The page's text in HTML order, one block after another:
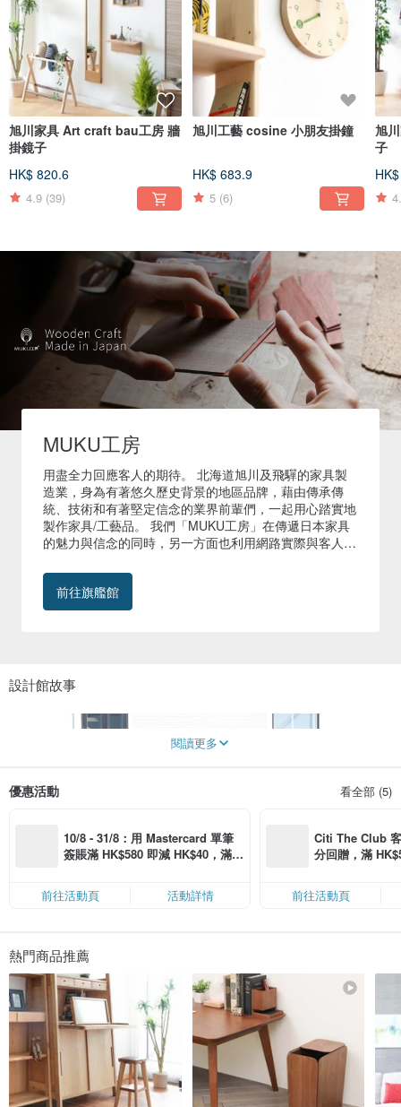
旭川家具 Art craft bau工房 牆
掛鏡子
HK$ 820.6
4.9 (39)
旭川工藝 cosine 小朋友掛鐘
HK$ 683.9
5 (6)
旭
子
MUKU工房
用盡全力回應客人的期待。 北海道旭川及飛驒的家具製
造業，身為有著悠久歷史背景的地區品牌，藉由傳承傳
統、技術和有著堅定信念的業界前輩們，一起用心踏實地
製作家具/工藝品。 我們「MUKU工房」在傳遞日本家具
的魅力與信念的同時，另一方面也利用網路實際與客人溝
到來自日本的手藝及職人精神，還有我們用心為客人服務
的誠懇。
前往旗艦館
設計館故事
由日本製物精神創造出讓生活更加豐富的道具們
在MUKU工房，我們擁有日本著名的家具生產地旭川、飛騨、府中等，以及日本
各地的傳統工藝品和手工藝品為中心的陣容。雖然擁有不同的歷史，但都繼承了
從古至今傳承下來的高超技術。然而現在因為職人的減少等原因，工房的數量也
在逐漸減少。
MUKU工房希望通過介紹商品和品牌來盡一份力，不局限於日本，而是向全世界
展示日本技術的卓越之處，協助地方振興。
閱讀更多
優惠活動 看全部 (5)
10/8 - 31/8：用 Mastercard 單筆
簽賬滿 HK$580 即減 HK$40，滿 H
額有限，額滿即止，僅限「常用信
前往活動頁 活動詳情
Citi The Club
分回贈，滿
前往活動頁
熱門商品推薦